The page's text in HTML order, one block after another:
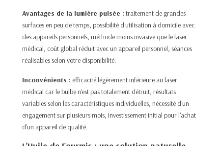
Avantages de la lumière pulsée : traitement de grandes
surfaces en peu de temps, possibilité d'utilisation à domicile avec
des appareils personnels, méthode moins invasive que le laser
médical, coût global réduit avec un appareil personnel, séances
réalisables selon votre disponibilité.
Inconvénients : efficacité légèrement inférieure au laser
médical car le bulbe n'est pas totalement détruit, résultats
variables selon les caractéristiques individuelles, nécessité d'un
engagement sur plusieurs mois, investissement initial pour l'achat
d'un appareil de qualité.​